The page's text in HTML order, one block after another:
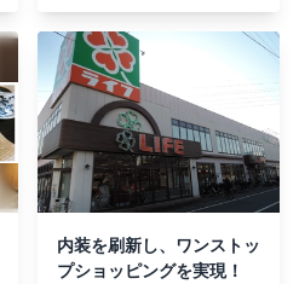
内装を刷新し、ワンストッ
プショッピングを実現！